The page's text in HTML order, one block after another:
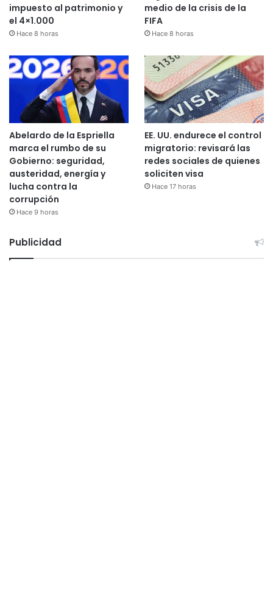
impuesto al patrimonio y
el 4×1.000
Hace 8 horas
medio de la crisis de la
FIFA
Hace 8 horas
Abelardo de la Espriella
marca el rumbo de su
Gobierno: seguridad,
austeridad, energía y
lucha contra la
corrupción
Hace 9 horas
EE. UU. endurece el control
migratorio: revisará las
redes sociales de quienes
soliciten visa
Hace 17 horas
Publicidad